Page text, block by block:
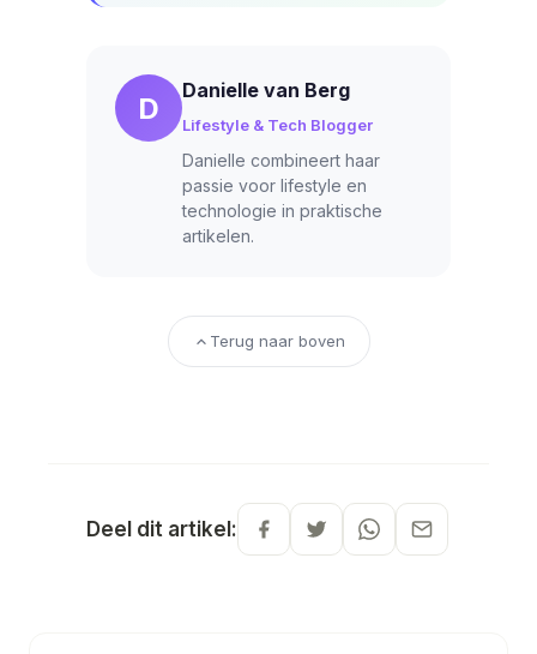
D
Danielle van Berg
Lifestyle & Tech Blogger
Danielle combineert haar
passie voor lifestyle en
technologie in praktische
artikelen.
Terug naar boven
Deel dit artikel: